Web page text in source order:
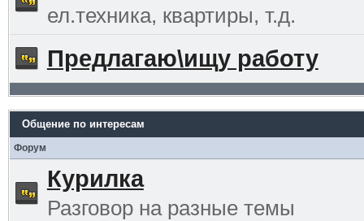
ел.техника, квартиры, т.д.
Предлагаю\ищу работу
Общение по интересам
Форум
Курилка
Разговор на разные темы